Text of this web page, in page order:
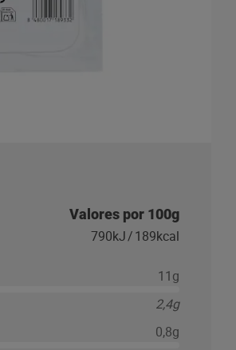
Valores por 100g
790kJ/189kcal
11g
2,4g
0,8g